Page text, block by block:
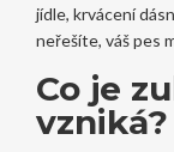
jídle, krvácení
neřešíte, váš pes
Co je
vzniká?